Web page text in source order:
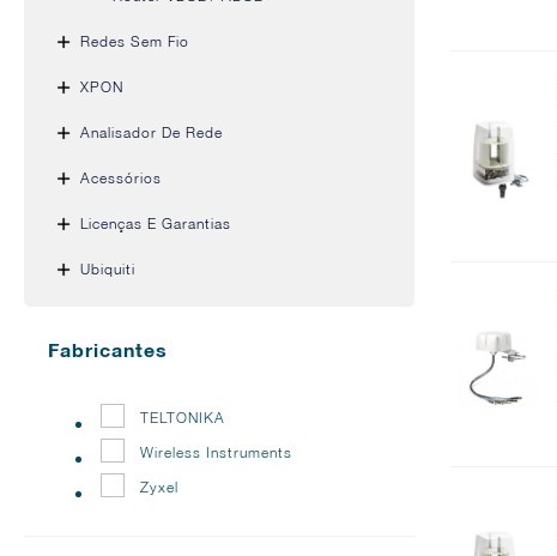
Redes Sem Fio
XPON
Analisador De Rede
Acessórios
Licenças E Garantias
Ubiquiti
Fabricantes
TELTONIKA
Wireless Instruments
Zyxel